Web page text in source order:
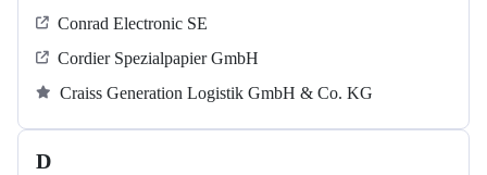
Conrad Electronic SE
Cordier Spezialpapier GmbH
Craiss Generation Logistik GmbH & Co. KG
D